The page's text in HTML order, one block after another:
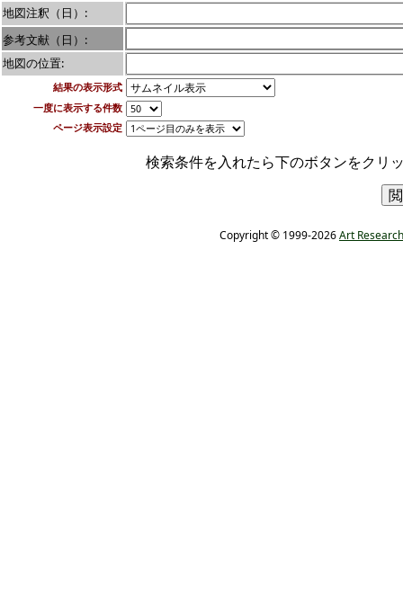
地図注釈（日）:
参考文献（日）:
地図の位置:
結果の表示形式
一度に表示する件数
ページ表示設定
検索条件を入れたら下のボタンをクリ
Copyright © 1999-2026Art